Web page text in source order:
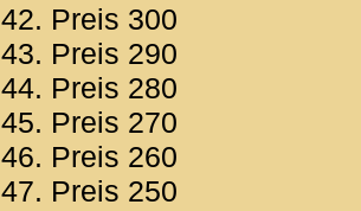
42. Preis 300
43. Preis 290
44. Preis 280
45. Preis 270
46. Preis 260
47. Preis 250